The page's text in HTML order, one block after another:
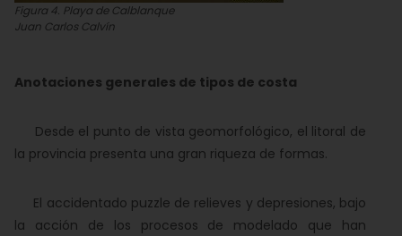
Figura 4. Playa de Calblanque
Juan Carlos Calvín
Anotaciones generales de tipos de costa
Desde el punto de vista geomorfológico, el litoral de
la provincia presenta una gran riqueza de formas.
El accidentado puzzle de relieves y depresiones, bajo
la acción de los procesos de modelado que han